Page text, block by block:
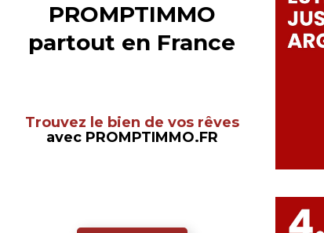
PROMPTIMMO
partout en France
Trouvez le bien de vos rêves
avec PROMPTIMMO.FR